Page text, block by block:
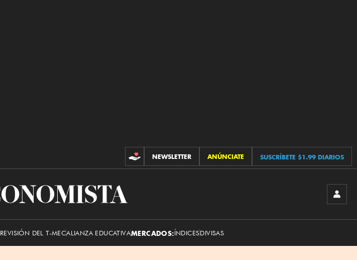
CONTRIBUCIONES
NEWSLETTER ANÚNCIATE SUSCRÍBETE $1.99 DIARIOS
El
REVISIÓN DEL T-MECALIANZA EDUCATIVAMERCADOS:ÍNDICESDIVISAS